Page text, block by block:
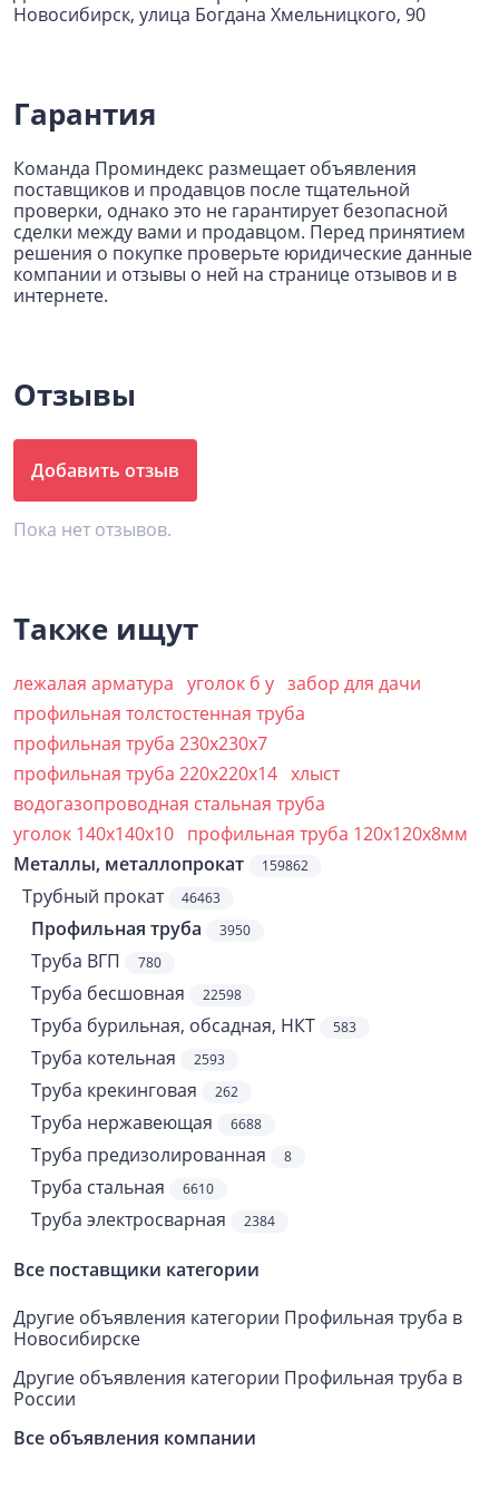
Новосибирск, улица Богдана Хмельницкого, 90
Гарантия
Команда Проминдекс размещает объявления
поставщиков и продавцов после тщательной
проверки, однако это не гарантирует безопасной
сделки между вами и продавцом. Перед принятием
решения о покупке проверьте юридические данные
компании и отзывы о ней на странице отзывов и в
интернете.
Отзывы
Добавить отзыв
Пока нет отзывов.
Также ищут
лежалая арматура уголок б у забор для дачи
профильная толстостенная труба
профильная труба 230х230х7
профильная труба 220х220х14 хлыст
водогазопроводная стальная труба
уголок 140х140х10 профильная труба 120х120х8мм
Металлы, металлопрокат
159862
Трубный прокат 46463
Профильная труба 3950
Труба ВГП 780
Труба бесшовная 22598
Труба бурильная, обсадная, НКТ 583
Труба котельная 2593
Труба крекинговая 262
Труба нержавеющая 6688
Труба предизолированная 8
Труба стальная 6610
Труба электросварная 2384
Все поставщики категории
Другие объявления категории Профильная труба в
Новосибирске
Другие объявления категории Профильная труба в
России
Все объявления компании